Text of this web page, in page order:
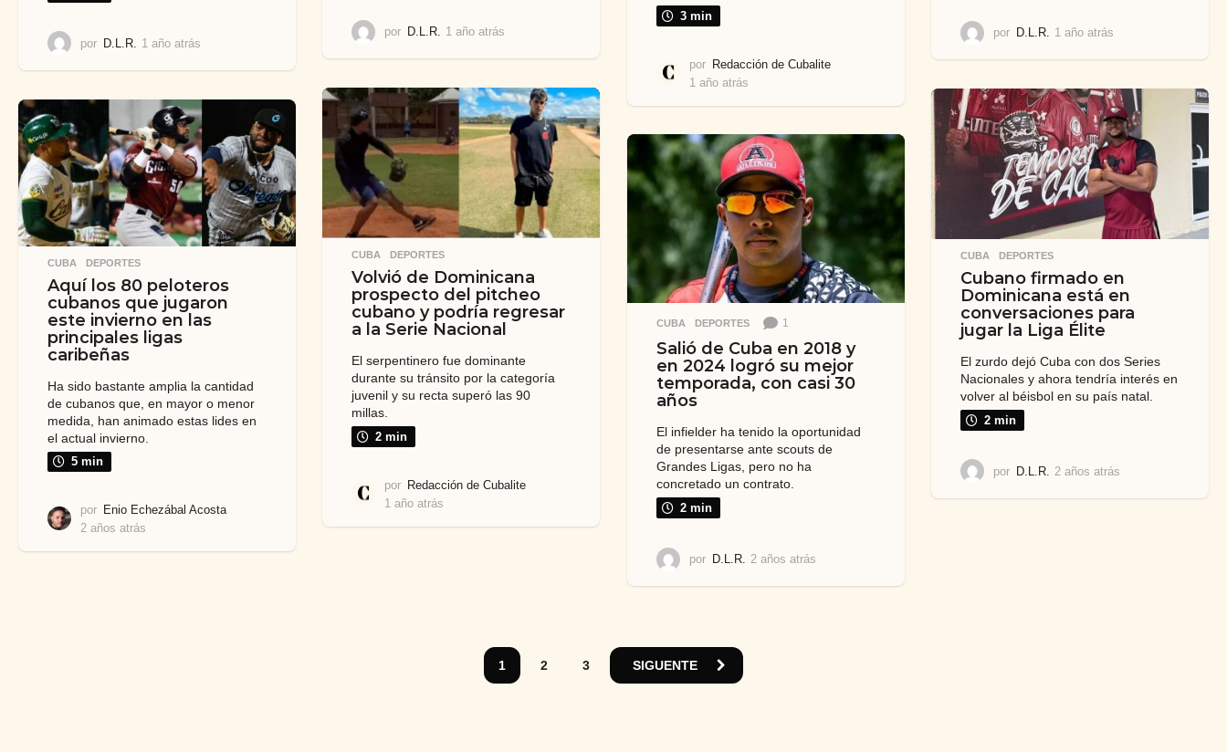
por D.L.R. 1 año atrás
a
t
r
á
por D.L.R. 1 año atrás
a
t
á
s
por D.L.R. 1 año atrás
a
t
r
á
s
3 min
por Redacción de Cubalite
1 año atrás
s
e
s
a
r
á
s
CUBA ,DEPORTES
Volvió de Dominicana
prospecto del pitcheo
cubano y podría regresar
a la Serie Nacional
El serpentinero fue dominante
durante su tránsito por la categoría
juvenil y su recta superó las 90
millas.
2 min
por Redacción de Cubalite
1 año atrás
CUBA ,DEPORTES
Cubano firmado en
Dominicana está en
conversaciones para
jugar la Liga Élite
El zurdo dejó Cuba con dos Series
Nacionales y ahora tendría interés en
volver al béisbol en su país natal.
2 min
por D.L.R. 2 años atrás
CUBA ,DEPORTES
Aquí los 80 peloteros
cubanos que jugaron
este invierno en las
principales ligas
caribeñas
Ha sido bastante amplia la cantidad
de cubanos que, en mayor o menor
medida, han animado estas lides en
el actual invierno.
5 min
por Enio Echezábal Acosta
2 años atrás
CUBA ,DEPORTES 1
Salió de Cuba en 2018 y
en 2024 logró su mejor
temporada, con casi 30
años
El infielder ha tenido la oportunidad
de presentarse ante scouts de
Grandes Ligas, pero no ha
concretado un contrato.
2 min
por D.L.R. 2 años atrás
1 2 3 SIGUENTE